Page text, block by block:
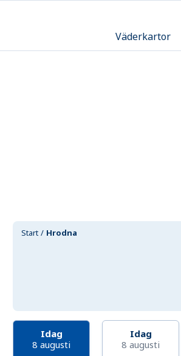
Väderkartor
Start Hrodna
Idag
8 augusti
Idag
8 augusti